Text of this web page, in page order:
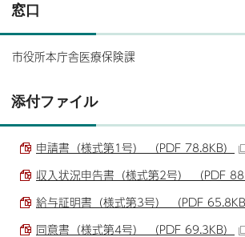
窓口
市役所本庁舎医療保険課
添付ファイル
申請書（様式第1号） （PDF 78.8KB）
収入状況申告書（様式第2号） （PDF
給与証明書（様式第3号） （PDF 65.8KB
同意書（様式第4号） （PDF 69.3KB）